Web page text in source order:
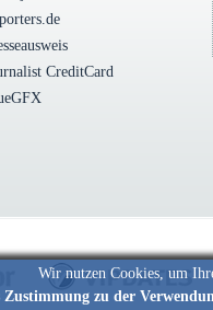
Wir nutzen Cookies, um
zu der
CreditCard